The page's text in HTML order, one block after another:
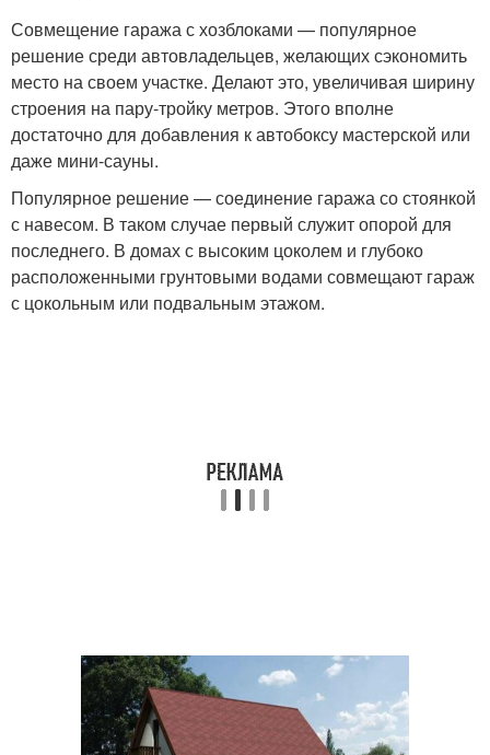
Совмещение гаража с хозблоками — популярное
решение среди автовладельцев, желающих сэкономить
место на своем участке. Делают это, увеличивая ширину
строения на пару-тройку метров. Этого вполне
достаточно для добавления к автобоксу мастерской или
даже мини-сауны.
Популярное решение — соединение гаража со стоянкой
с навесом. В таком случае первый служит опорой для
последнего. В домах с высоким цоколем и глубоко
расположенными грунтовыми водами совмещают гараж
с цокольным или подвальным этажом.